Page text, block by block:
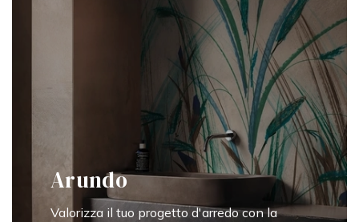
Arundo
Valorizza il tuo progetto d'arredo con la